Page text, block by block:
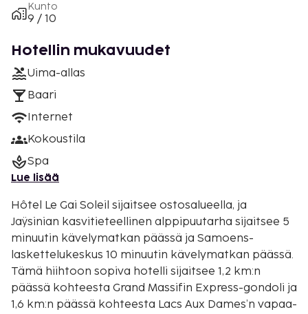
Kunto
9 / 10
Hotellin mukavuudet
Uima-allas
Baari
Internet
Kokoustila
Spa
Lue lisää
Hôtel Le Gai Soleil sijaitsee ostosalueella, ja
Jaÿsinian kasvitieteellinen alppipuutarha sijaitsee 5
minuutin kävelymatkan päässä ja Samoens-
laskettelukeskus 10 minuutin kävelymatkan päässä.
Tämä hiihtoon sopiva hotelli sijaitsee 1,2 km:n
päässä kohteesta Grand Massifin Express-gondoli ja
1,6 km:n päässä kohteesta Lacs Aux Dames’n vapaa-